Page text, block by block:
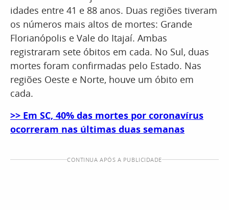
idades entre 41 e 88 anos. Duas regiões tiveram
os números mais altos de mortes: Grande
Florianópolis e Vale do Itajaí. Ambas
registraram sete óbitos em cada. No Sul, duas
mortes foram confirmadas pelo Estado. Nas
regiões Oeste e Norte, houve um óbito em
cada.
>> Em SC, 40% das mortes por coronavírus
ocorreram nas últimas duas semanas
CONTINUA APÓS A PUBLICIDADE